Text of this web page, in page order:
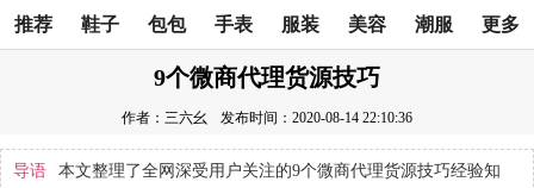
推荐 鞋子 包包 手表 服装 美容 潮服 更多
9个微商代理货源技巧
作者：三六幺 发布时间：2020-08-14 22:10:36
导语
本文整理了全网深受用户关注的9个微商代理货源技巧经验知